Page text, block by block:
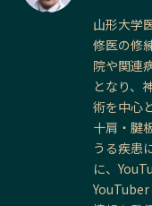
山形大学
修医の修
院や関連
となり、
術を中心
十肩・腱
うる疾患
に、
YouTuber